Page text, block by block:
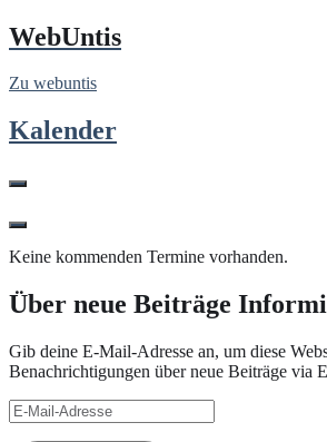
WebUntis
Zu webuntis
Kalender
Keine kommenden Termine vorhanden.
Über neue Beiträge
Gib deine E-Mail-Adresse an, um diese
Benachrichtigungen über neue Beiträge via
E-
Mail-